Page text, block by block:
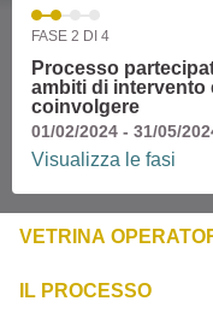
FASE 2 DI 4
Processo
ambiti di intervento
coinvolgere
01/02/2024 - 31/05/
Visualizza le fasi
VETRINA
IL PROCESSO